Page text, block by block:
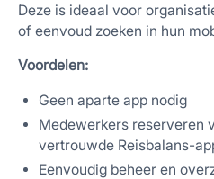
Deze is ideaal voor
of eenvoud zoeken in hun
Voordelen:
Geen aparte app nodig
Medewerkers reserveren
vertrouwde Reisbalans-
Eenvoudig beheer en